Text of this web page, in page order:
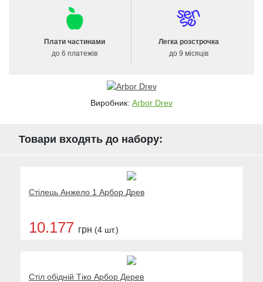
Плати частинами
до 6 платежів
Легка розстрочка
до 9 місяців
Виробник: Arbor Drev
Товари входять до набору:
Стілець Анжело 1 Арбор Древ
10.177 грн (4 шт.)
Стіл обідній Тіко Арбор Дерев